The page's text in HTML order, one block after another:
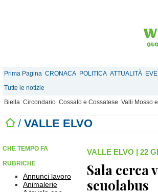
Prima Pagina CRONACA POLITICA ATTUALITÀ
Tutte le notizie
Biella Circondario Cossato e Cossatese Valli Mosso
/ VALLE ELVO
CHE TEMPO FA
RUBRICHE
Annunci lavoro
Animalerie
VALLE ELVO | 22
Sala cerca
scuolabus